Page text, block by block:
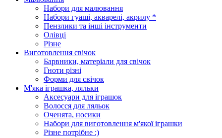
Набори для малювання
Набори гуаші, акварелі, акрилу *
Пензлики та інші інструменти
Олівці
Різне
Виготовлення свічок
Барвники, матеріали для свічок
Гноти різні
Форми для свічок
М'яка іграшка, ляльки
Аксесуари для іграшок
Волосся для ляльок
Оченята, носики
Набори для виготовлення м'якої іграшки
Різне потрібне :)